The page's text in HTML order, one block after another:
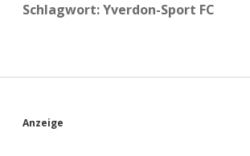
Schlagwort:Yverdon-Sport FC
S
Anzeige